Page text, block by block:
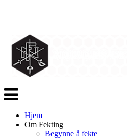
Veksle
navigasjon
Hjem
Om Fekting
Begynne å fekte